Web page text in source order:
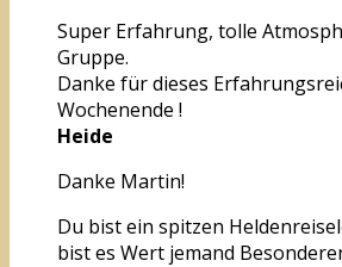
Super Erfahrung, tolle
Gruppe.
Danke für dieses
Wochenende !
Heide
Danke Martin!
Du bist ein spitzen
bist es Wert jemand